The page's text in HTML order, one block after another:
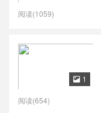
阅读(1059)
 1
阅读(654)